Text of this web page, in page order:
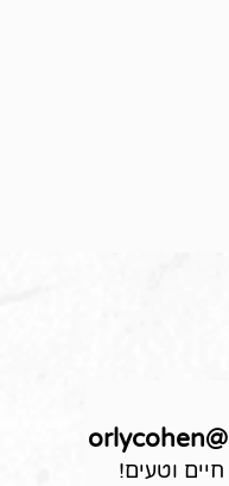
@
orlycohen
חיים וטעים!